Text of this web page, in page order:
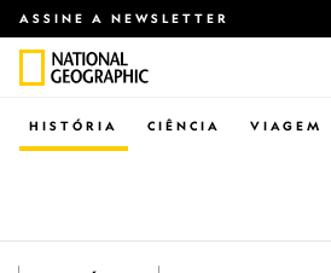
ASSINE A NEWSLETTER
CIÊNCIA VIAGEM
HISTÓRIA